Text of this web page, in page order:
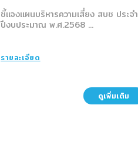
ชี้แจงแผนบริหารความเสี่ยง สบช ประจำ
ปีงบประมาณ พ.ศ.2568 ...
รายละเอียด
ดูเพิ่มเติม